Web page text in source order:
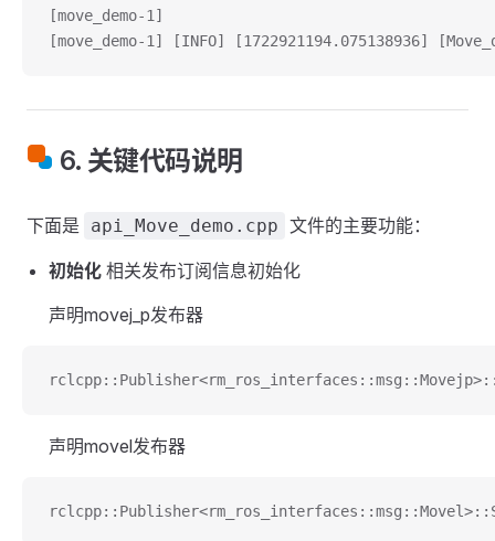
[move_demo-1]
[move_demo-1] [INFO] [1722921194.075138936]
6. 关键代码说明
下面是 api_Move_demo.cpp 文件的主要功能：
初始化 相关发布订阅信息初始化
声明movej_p发布器
声明movel发布器